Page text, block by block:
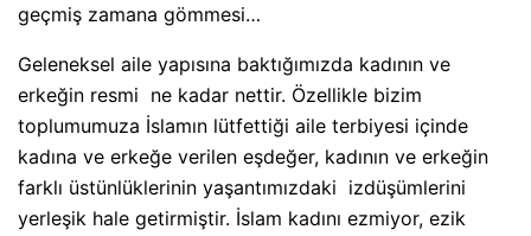
geçmiş zamana gömmesi…
Geleneksel aile yapısına baktığımızda kadının ve
erkeğin resmi ne kadar nettir. Özellikle bizim
toplumumuza İslamın lütfettiği aile terbiyesi içinde
kadına ve erkeğe verilen eşdeğer, kadının ve erkeğin
farklı üstünlüklerinin yaşantımızdaki izdüşümlerini
yerleşik hale getirmiştir. İslam kadını ezmiyor, ezik